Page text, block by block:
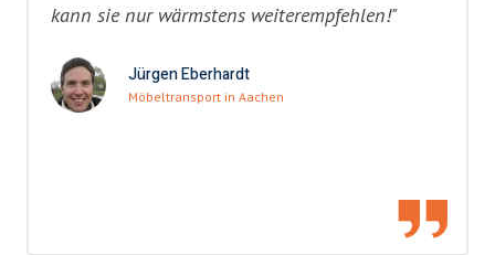
kann sie nur wärmstens weiterempfehlen!"
Jürgen Eberhardt
Möbeltransport in Aachen